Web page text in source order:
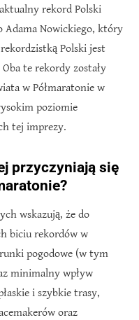
rekord Polski
Adama Nowickiego, który
Polski jest
te rekordy zostały
w Półmaratonie w
poziomie
tej imprezy.
przyczyniają się
wskazują, że do
biciu rekordów w
pogodowe (w tym
minimalny wpływ
i szybkie trasy,
oraz